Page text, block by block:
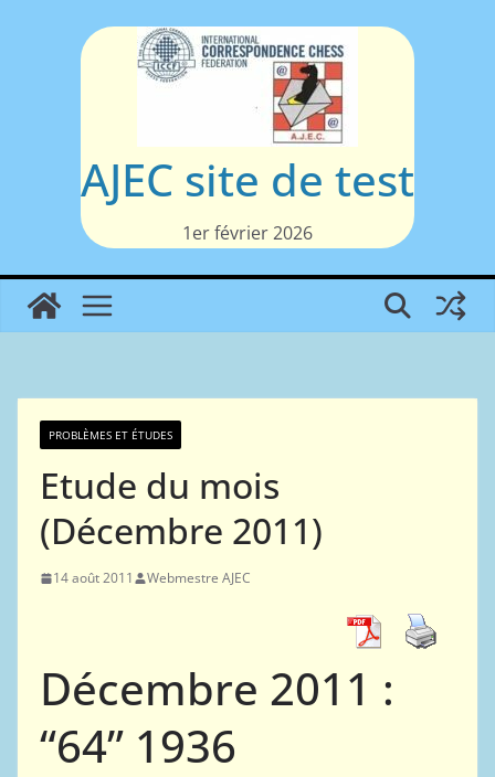
AJEC site de test
1er février 2026
PROBLÈMES ET ÉTUDES
Etude du mois
(Décembre 2011)
14 août 2011 Webmestre AJEC
Décembre 2011 :
“64” 1936